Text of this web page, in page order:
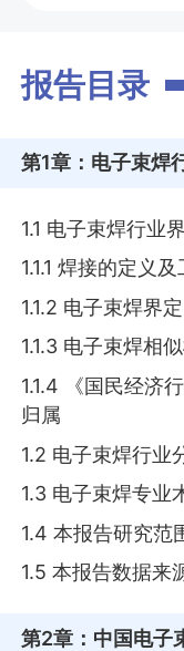
报告目录
第1章 ：电子束焊
1.1 电子束焊行业
1.1.1 焊接的定义
1.1.2 电子束焊界定
1.1.3 电子束焊相
1.1.4 《国民经济
归属
1.2 电子束焊行业
1.3 电子束焊专业
1.4 本报告研究范
1.5 本报告数据来
第2章 ：中国电